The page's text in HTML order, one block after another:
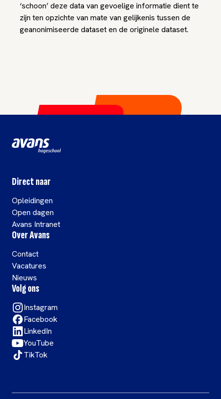
‘schoon’ deze data van gevoelige informatie dient te
zijn ten opzichte van mate van gelijkenis tussen de
geanonimiseerde dataset en de originele dataset.
Direct naar
Opleidingen
Open dagen
Avans Intranet
Over Avans
Contact
Vacatures
Nieuws
Volg ons
Instagram
Facebook
LinkedIn
YouTube
TikTok